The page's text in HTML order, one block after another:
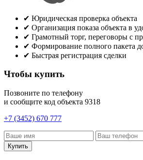
✔ Юридическая проверка объекта
✔ Организация показа объекта в
✔ Грамотный торг, переговоры с
✔ Формирование полного пакета
✔ Быстрая регистрация сделки
Чтобы купить
Позвоните по телефону
и сообщите код объекта 9318
+7 (3452) 670 777
Купить